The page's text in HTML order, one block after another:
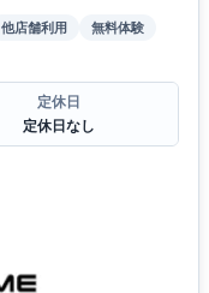
他店舗利用
無料体験
定休日
定休日なし